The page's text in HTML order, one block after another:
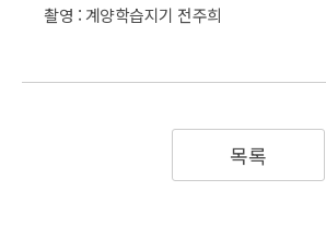
촬영 : 계양학습지기 전주희
목록